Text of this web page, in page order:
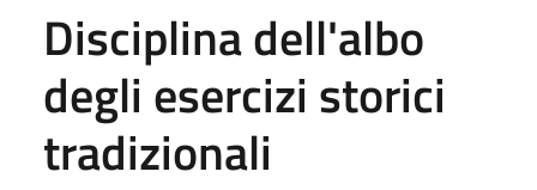
Disciplina dell'albo
degli esercizi storici
tradizionali